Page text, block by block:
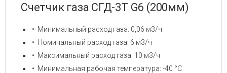
Счетчик газа СГД-3Т G6 (200мм)
Минимальный расход газа: 0,06 м3/ч
Номинальный расход газа: 6 м3/ч
Максимальный расход газа: 10 м3/ч
Минимальная рабочая температура: -40 °C